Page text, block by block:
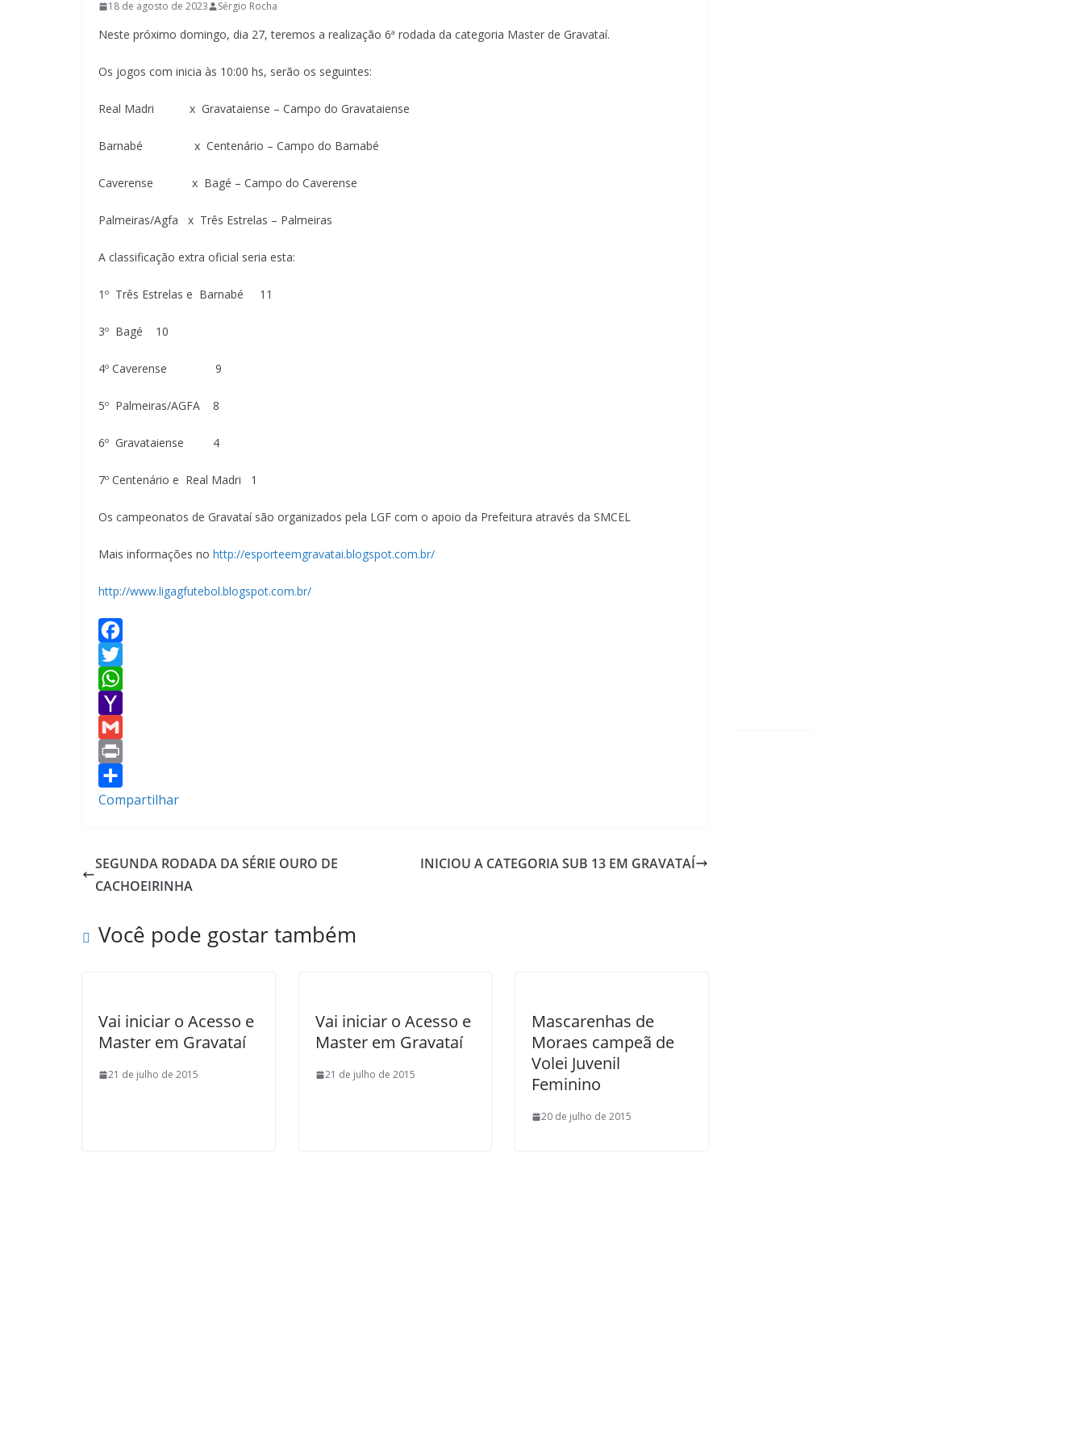
18 de agosto de 2023 Sérgio Rocha
Neste próximo domingo, dia 27, teremos a realização 6ª rodada da categoria Master de Gravataí.
Os jogos com inicia às 10:00 hs, serão os seguintes:
Real Madri x Gravataiense – Campo do Gravataiense
Barnabé x Centenário – Campo do Barnabé
Caverense x Bagé – Campo do Caverense
Palmeiras/Agfa x Três Estrelas – Palmeiras
A classificação extra oficial seria esta:
1º Três Estrelas e Barnabé 11
3º Bagé 10
4º Caverense 9
5º Palmeiras/AGFA 8
6º Gravataiense 4
7º Centenário e Real Madri 1
Os campeonatos de Gravataí são organizados pela LGF com o apoio da Prefeitura através da SMCEL
Mais informações no http://esporteemgravatai.blogspot.com.br/
http://www.ligagfutebol.blogspot.com.br/
F
a
e
b
o
o
T
w
t
e
W
h
a
s
p
Y
a
h
o
a
i
G
m
a
P
r
t
Compartilhar
SEGUNDA RODADA DA SÉRIE OURO DE
CACHOEIRINHA
INICIOU A CATEGORIA SUB 13 EM GRAVATAÍ
Você pode gostar também
Vai iniciar o Acesso e
Master em Gravataí
21 de julho de 2015
Vai iniciar o Acesso e
Master em Gravataí
21 de julho de 2015
Mascarenhas de
Moraes campeã de
Volei Juvenil
Feminino
20 de julho de 2015